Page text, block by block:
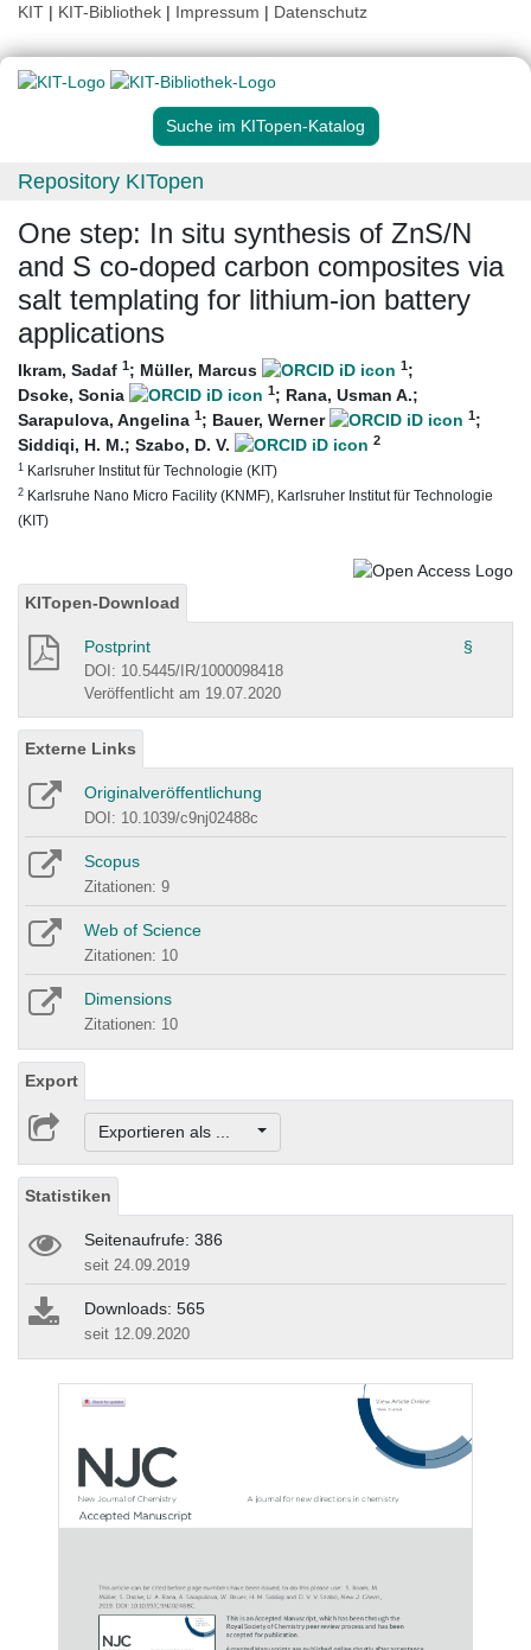
KIT | KIT-Bibliothek | Impressum | Datenschutz
Suche im KITopen-Katalog
Repository KITopen
One step: In situ synthesis of ZnS/N
and S co-doped carbon composites via
salt templating for lithium-ion battery
applications
Ikram, Sadaf 1; Müller, Marcus 1;
Dsoke, Sonia
1; Rana, Usman A.;
Sarapulova, Angelina 1; Bauer, Werner 1;
Siddiqi, H. M.; Szabo, D. V. 2
1 Karlsruher Institut für Technologie (KIT)
2 Karlsruhe Nano Micro Facility (KNMF), Karlsruher Institut für Technologie
(KIT)
KITopen-Download
Postprint §
DOI: 10.5445/IR/1000098418
Veröffentlicht am 19.07.2020
Externe Links
Originalveröffentlichung
DOI: 10.1039/c9nj02488c
Scopus
Zitationen: 9
Web of Science
Zitationen: 10
Dimensions
Zitationen: 10
Export
Exportieren als ...
Statistiken
Seitenaufrufe: 386
seit 24.09.2019
Downloads: 565
seit 12.09.2020